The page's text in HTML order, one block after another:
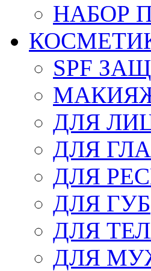
НАБОР
SPF
ДЛЯ
ДЛЯ
ДЛЯ
ДЛЯ ГУБ
ДЛЯ
ДЛЯ